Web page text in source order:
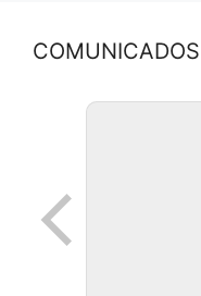
COMUNICADOS